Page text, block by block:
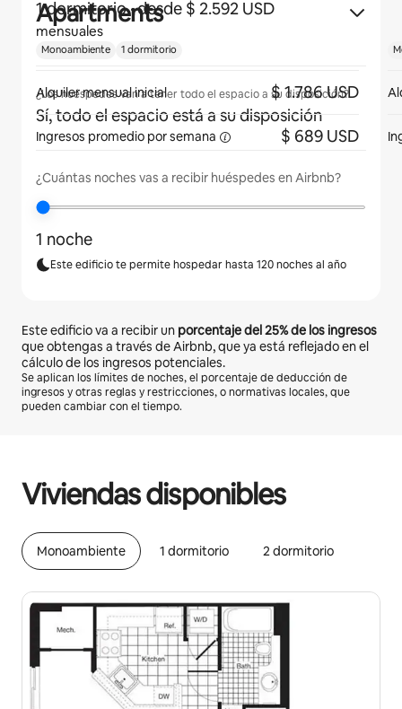
1 dormitorio · desde $ 2.592 USD
mensuales
¿Los huéspedes van a tener todo el espacio a su disposición?
Sí, todo el espacio está a su disposición
¿Cuántas noches vas a recibir huéspedes en Airbnb?
1 noche
Este edificio te permite hospedar hasta 120 noches al año
Este edificio va a recibir un porcentaje del25%de los ingresos
que obtengas a través de Airbnb, que ya está reflejado en el
cálculo de los ingresos potenciales.
Se aplican los límites de noches, el porcentaje de deducción de
ingresos y otras reglas y restricciones, o normativas locales, que
pueden cambiar con el tiempo.
Viviendas disponibles
Monoambiente 1 dormitorio 2 dormitorio
Apartments
Monoambiente 1 dormitorio
Alquiler mensual inicial $ 1.786 USD
Ingresos promedio porsemana $ 689 USD